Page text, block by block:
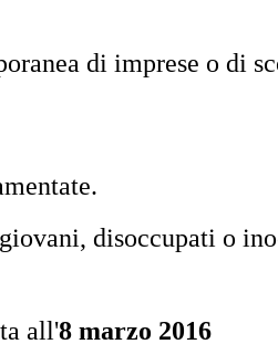
di imprese o di
disoccupati o
all'8 marzo 2016